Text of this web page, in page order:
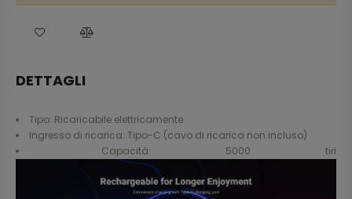
DETTAGLI
Tipo: Ricaricabile elettricamente
Ingresso di ricarica: Tipo-C (cavo di ricarica non incluso)
Capacità: 5000 tiri